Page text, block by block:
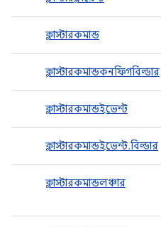
ক্লাস্টারকমান্ড
ক্লাস্টারকমান্ডকনফিগবিল্ডার
ক্লাস্টারকমান্ডইভেন্ট
ক্লাস্টারকমান্ডইভেন্ট.বিল্ডার
ক্লাস্টারকমান্ডলঞ্চার